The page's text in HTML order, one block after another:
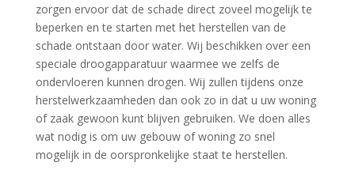
zorgen ervoor dat de schade direct zoveel mogelijk te
beperken en te starten met het herstellen van de
schade ontstaan door water. Wij beschikken over een
speciale droogapparatuur waarmee we zelfs de
ondervloeren kunnen drogen. Wij zullen tijdens onze
herstelwerkzaamheden dan ook zo in dat u uw woning
of zaak gewoon kunt blijven gebruiken. We doen alles
wat nodig is om uw gebouw of woning zo snel
mogelijk in de oorspronkelijke staat te herstellen.